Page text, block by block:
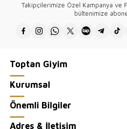
Takipçilerimize Özel Kampanya ve
bültenimize
Toptan Giyim
Kurumsal
Önemli Bilgiler
Adres & İletişim